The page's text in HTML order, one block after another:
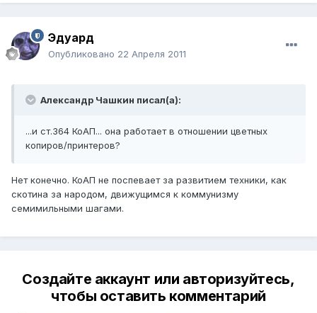
Эдуард
Опубликовано 22 Апреля 2011
Александр Чашкин писал(а):
...и ст.364 КоАП... она работает в отношении цветных
копиров/принтеров?
Нет конечно. КоАП не поспевает за развитием техники, как
скотина за народом, движущимся к коммунизму
семимильными шагами.
Создайте аккаунт или авторизуйтесь,
чтобы оставить комментарий